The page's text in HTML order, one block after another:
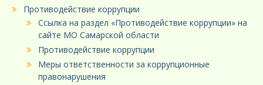
Противодействие коррупции
Ссылка на раздел «Противодействие коррупции» на
сайте МО Самарской области
Противодействие коррупции
Меры ответственности за коррупционные
правонарушения